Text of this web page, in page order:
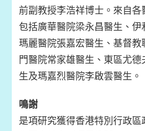
前副教授李浩祥博士。來自
包括廣華醫院梁永昌醫生、伊
瑪麗醫院張嘉宏醫生、基督
門醫院常家雄醫生、東區尤
生及瑪嘉烈醫院李啟雲醫生。
鳴謝
是項研究獲得香港特別行政